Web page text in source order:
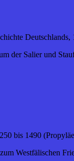
der Salier und
bis 1490
Westfälischen